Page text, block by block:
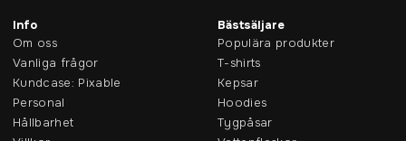
Info
Om oss
Vanliga frågor
Kundcase: Pixable
Personal
Hållbarhet
Bästsäljare
Populära produkter
T-shirts
Kepsar
Hoodies
Tygpåsar